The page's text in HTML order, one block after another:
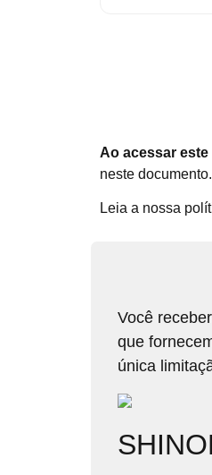
Ao acessar este
neste documento.
Leia a nossa
Você
que
única